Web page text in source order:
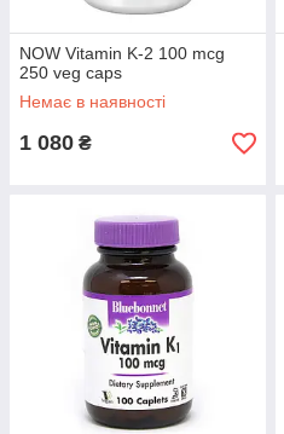
NOW Vitamin K-2 100 mcg
250 veg caps
Немає в наявності
1 080 ₴